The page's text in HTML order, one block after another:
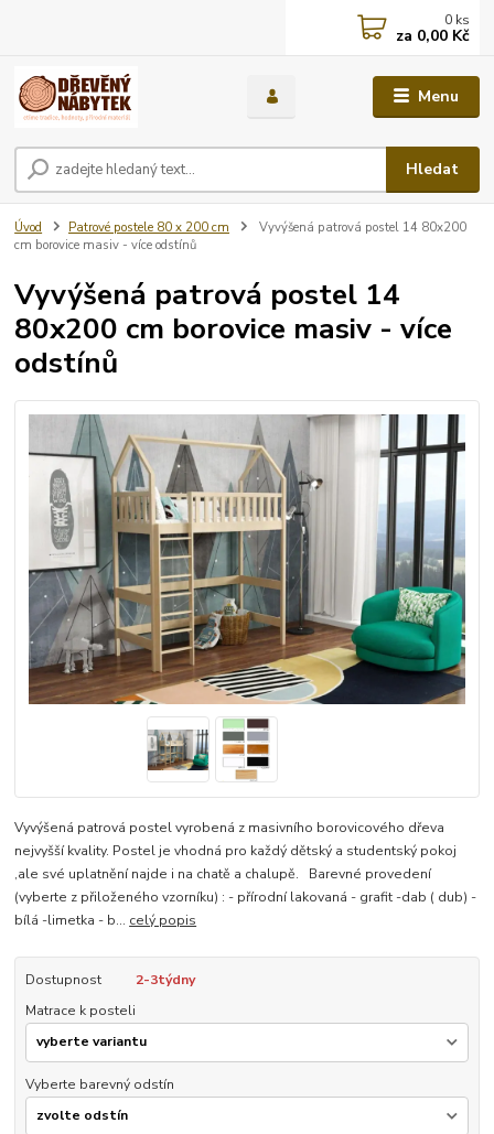
Menu
Hledat
0 ks
za 0,00 Kč
Úvod Patrové postele 80 x 200 cm
Vyvýšená patrová postel 14 80x200
cm borovice masiv - více odstínů
Vyvýšená patrová postel 14
80x200 cm borovice masiv - více
odstínů
Vyvýšená patrová postel vyrobená z masivního borovicového dřeva
nejvyšší kvality. Postel je vhodná pro každý dětský a studentský pokoj
,ale své uplatnění najde i na chatě a chalupě. Barevné provedení
(vyberte z přiloženého vzorníku) : - přírodní lakovaná - grafit -dab ( dub) -
bílá -limetka - b... celý popis
Dostupnost
2-3týdny
Matrace k posteli
Vyberte barevný odstín